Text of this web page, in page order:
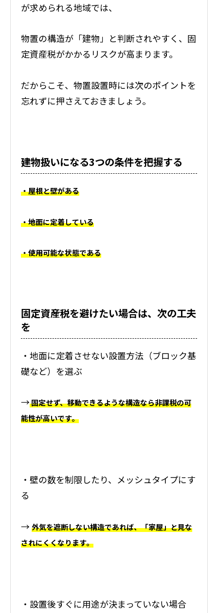
が求められる地域では、
物置の構造が「建物」と判断されやすく、固
定資産税がかかるリスクが高まります。
だからこそ、物置設置時には次のポイントを
忘れずに押さえておきましょう。
建物扱いになる3つの条件を把握する
・屋根と壁がある
・地面に定着している
・使用可能な状態である
固定資産税を避けたい場合は、次の工夫
を
・地面に定着させない設置方法（ブロック基
礎など）を選ぶ
→固定せず、移動できるような構造なら非課税の可
能性が高いです。
・壁の数を制限したり、メッシュタイプにす
る
→ 外気を遮断しない構造であれば、「家屋」と見な
されにくくなります。
・設置後すぐに用途が決まっていない場合